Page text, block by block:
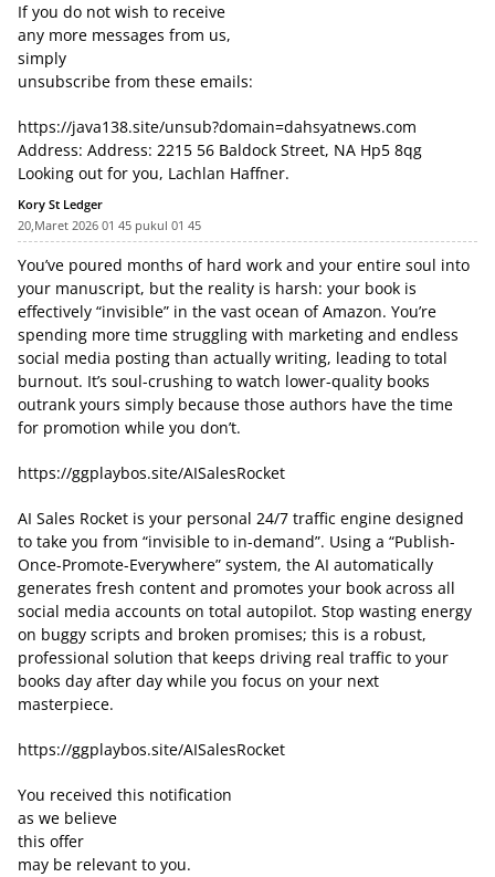
If you do not wish to receive
any more messages from us,
simply
unsubscribe from these emails:
https://java138.site/unsub?domain=dahsyatnews.com
Address: Address: 2215 56 Baldock Street, NA Hp5 8qg
Looking out for you, Lachlan Haffner.
Kory St Ledger
20,Maret 2026 01 45 pukul 01 45
You’ve poured months of hard work and your entire soul into
your manuscript, but the reality is harsh: your book is
effectively “invisible” in the vast ocean of Amazon. You’re
spending more time struggling with marketing and endless
social media posting than actually writing, leading to total
burnout. It’s soul-crushing to watch lower-quality books
outrank yours simply because those authors have the time
for promotion while you don’t.
https://ggplaybos.site/AISalesRocket
AI Sales Rocket is your personal 24/7 traffic engine designed
to take you from “invisible to in-demand”. Using a “Publish-
Once-Promote-Everywhere” system, the AI automatically
generates fresh content and promotes your book across all
social media accounts on total autopilot. Stop wasting energy
on buggy scripts and broken promises; this is a robust,
professional solution that keeps driving real traffic to your
books day after day while you focus on your next
masterpiece.
https://ggplaybos.site/AISalesRocket
You received this notification
as we believe
this offer
may be relevant to you.